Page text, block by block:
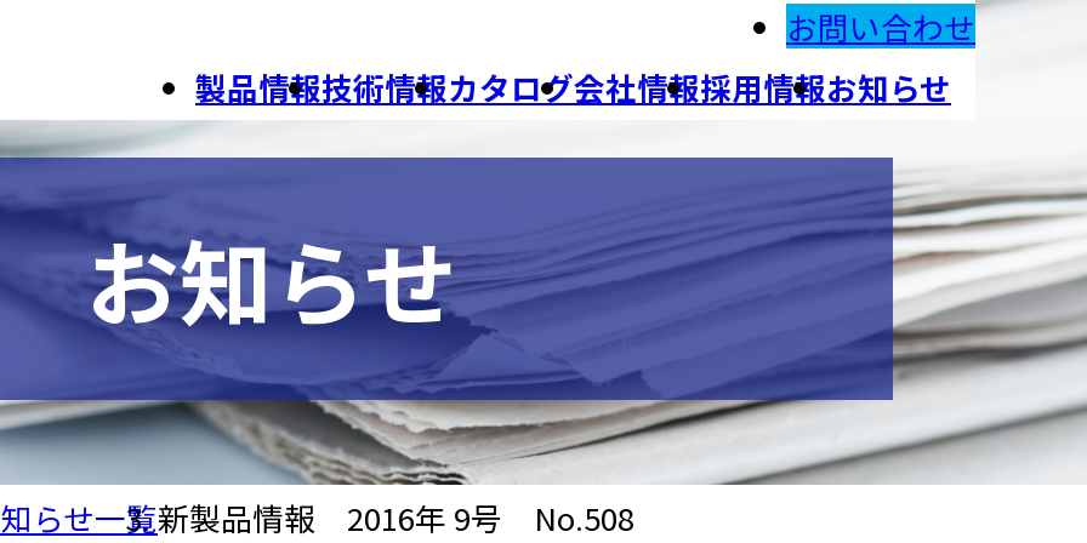
お問い合わせ
製品情報技術情報カタログ会社情報採用情報お知らせ
お知らせ
らせ一覧新製品情報 2016年 9号 No.508